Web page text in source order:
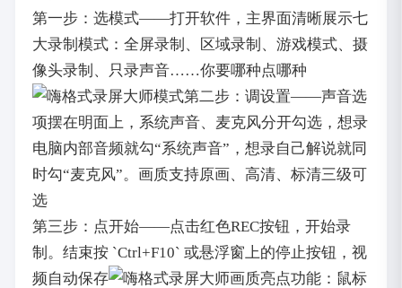
第一步：选模式——打开软件，主界面清晰展示七
大录制模式：全屏录制、区域录制、游戏模式、摄
像头录制、只录声音……你要哪种点哪种
第二步：调设置——声音选
项摆在明面上，系统声音、麦克风分开勾选，想录
电脑内部音频就勾“系统声音”，想录自己解说就同
时勾“麦克风”。画质支持原画、高清、标清三级可
选
第三步：点开始——点击红色REC按钮，开始录
制。结束按 `Ctrl+F10` 或悬浮窗上的停止按钮，视
频自动保存
亮点功能：鼠标